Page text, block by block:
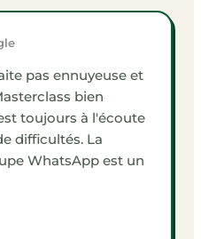
pas ennuyeuse et
bien
toujours à l'écoute
difficultés. La
WhatsApp est un